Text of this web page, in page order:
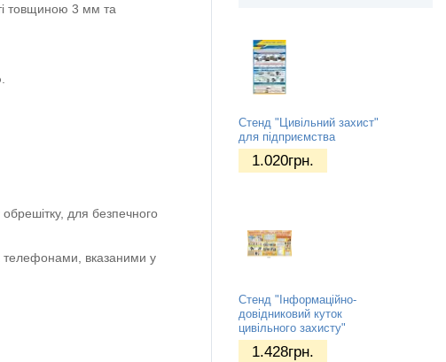
товщиною 3 мм та
.
для безпечного
телефонами, вказаними у
Стенд "Цивільний захист"
для підприємства
1.020грн.
Стенд "Інформаційно-
довідниковий куток
цивільного захисту"
1.428грн.